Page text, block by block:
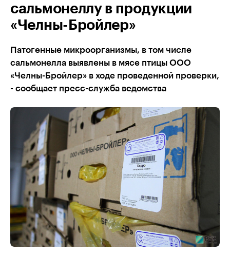
сальмонеллу в продукции
«Челны-Бройлер»
Патогенные микроорганизмы, в том числе
сальмонелла выявлены в мясе птицы ООО
«Челны-Бройлер» в ходе проведенной проверки,
- сообщает пресс-служба ведомства